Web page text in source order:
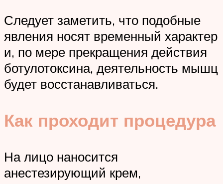
Следует заметить, что подобные
явления носят временный характер
и, по мере прекращения действия
ботулотоксина, деятельность мышц
будет восстанавливаться.
Как проходит процедура
На лицо наносится
анестезирующий крем,